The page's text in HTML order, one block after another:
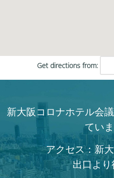
Get directions from:
新大阪コロナホテル会
ていま
アクセス：新
出口よ